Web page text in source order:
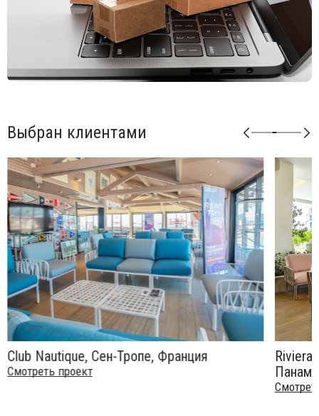
Возможные цвета подушек из ткани Sunbrella: синий
(adriatic), лед (ghiaccio), авокадо (avocado), джунгли
(giungla), холст (canvas).
Возможные цвета подушек из ткани TECH: панама
(panama).
Открыть технические характеристики
Открыть инструкцию по сборке.
Можно докупать модули и корректировать размеры
мебели под необходимые размеры. Элементы серии
Кomodo комбинируются между собой в любой
последовательности, создавая индивидуальные решения
для Вашего интерьера.
Выбран клиентами
Club Nautique, Сен-Тропе, Франция
Смотреть проект
Riviera
Панама